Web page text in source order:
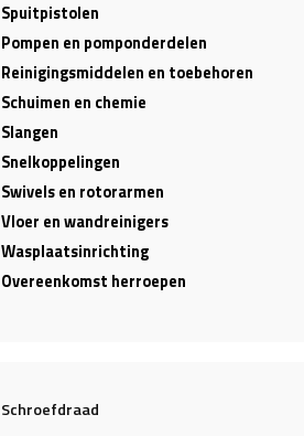
Spuitpistolen
Pompen en pomponderdelen
Reinigingsmiddelen en toebehoren
Schuimen en chemie
Slangen
Snelkoppelingen
Swivels en rotorarmen
Vloer en wandreinigers
Wasplaatsinrichting
Overeenkomst herroepen
Schroefdraad